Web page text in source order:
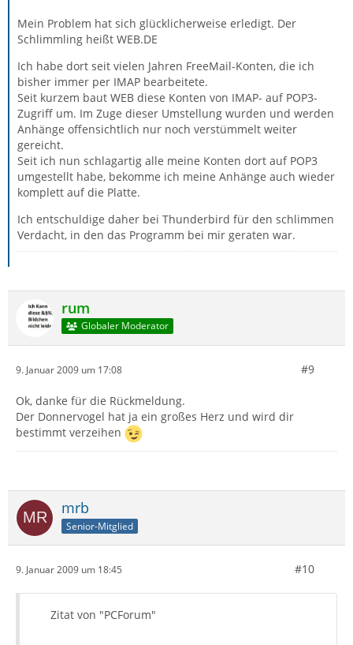
Mein Problem hat sich glücklicherweise erledigt. Der
Schlimmling heißt WEB.DE
Ich habe dort seit vielen Jahren FreeMail-Konten, die ich
bisher immer per IMAP bearbeitete.
Seit kurzem baut WEB diese Konten von IMAP- auf POP3-
Zugriff um. Im Zuge dieser Umstellung wurden und werden
Anhänge offensichtlich nur noch verstümmelt weiter
gereicht.
Seit ich nun schlagartig alle meine Konten dort auf POP3
umgestellt habe, bekomme ich meine Anhänge auch wieder
komplett auf die Platte.
Ich entschuldige daher bei Thunderbird für den schlimmen
Verdacht, in den das Programm bei mir geraten war.
rum
Globaler Moderator
9. Januar 2009 um 17:08 #9
Ok, danke für die Rückmeldung.
Der Donnervogel hat ja ein großes Herz und wird dir
bestimmt verzeihen
mrb
Senior-Mitglied
9. Januar 2009 um 18:45 #10
Zitat von "PCForum"